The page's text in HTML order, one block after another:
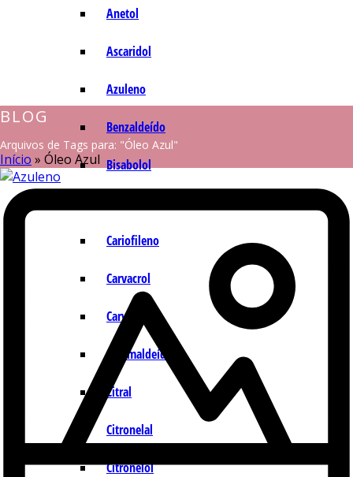
Anetol
Ascaridol
Azuleno
Benzaldeído
Bisabolol
Cariofileno
Carvacrol
Carvona
Cinamaldeído
Citral
Citronelal
Citronelol
BLOG
Arquivos de Tags para: "Óleo Azul"
Início » Óleo Azul